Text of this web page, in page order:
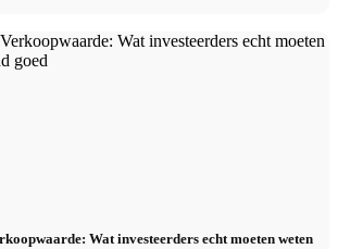
Wat investeerders echt moeten weten